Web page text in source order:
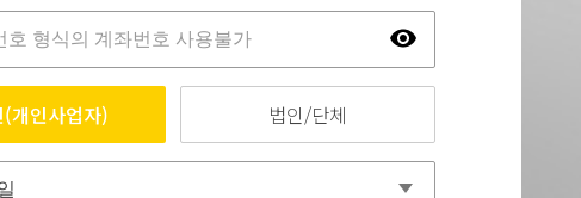
개인사업자) 법인/단체